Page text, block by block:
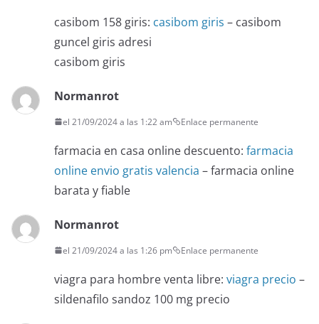
casibom 158 giris: casibom giris – casibom
guncel giris adresi
casibom giris
Normanrot
el 21/09/2024 a las 1:22 am Enlace permanente
farmacia en casa online descuento: farmacia
online envio gratis valencia – farmacia online
barata y fiable
Normanrot
el 21/09/2024 a las 1:26 pm Enlace permanente
viagra para hombre venta libre: viagra precio –
sildenafilo sandoz 100 mg precio